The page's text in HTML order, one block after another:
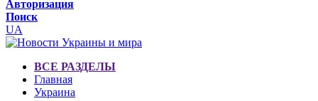
Авторизация
Поиск
UA
ВСЕ РАЗДЕЛЫ
Главная
Украина